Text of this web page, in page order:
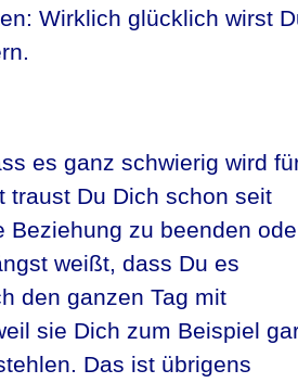
Wirklich glücklich wirst
es ganz schwierig wird
traust Du Dich schon seit
Beziehung zu beenden
weißt, dass Du es
den ganzen Tag mit
sie Dich zum Beispiel
Das ist übrigens